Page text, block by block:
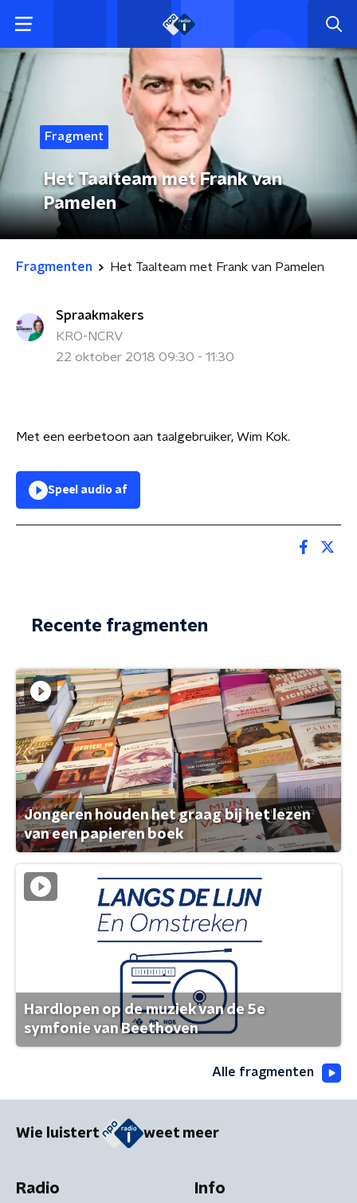
Fragment
Het Taalteam met Frank van
Pamelen
Fragmenten Het Taalteam met Frank van Pamelen
Spraakmakers
KRO-NCRV
22 oktober 2018 09:30 - 11:30
Met een eerbetoon aan taalgebruiker, Wim Kok.
Speel audio af
Recente fragmenten
Jongeren houden het graag bij het lezen
van een papieren boek
Hardlopen op de muziek van de 5e
symfonie van Beethoven
Alle fragmenten
Wie luistert weet meer
Radio Info